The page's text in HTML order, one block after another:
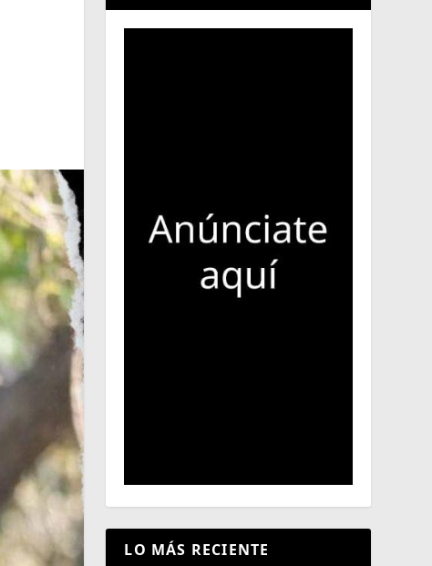
LO MÁS RECIENTE